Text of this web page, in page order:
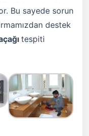
Bu sayede sorun
destek
tespiti